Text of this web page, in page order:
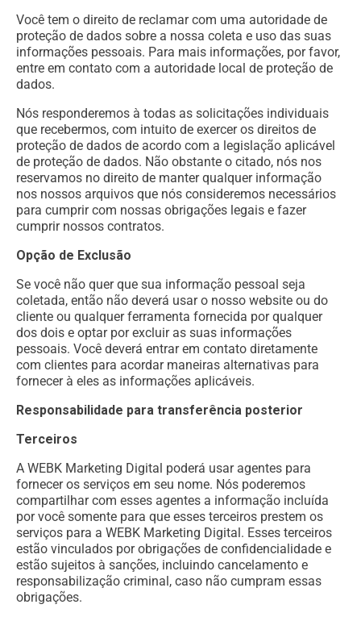
Você tem o direito de reclamar com uma autoridade de
proteção de dados sobre a nossa coleta e uso das suas
informações pessoais. Para mais informações, por favor,
entre em contato com a autoridade local de proteção de
dados.
Nós responderemos à todas as solicitações individuais
que recebermos, com intuito de exercer os direitos de
proteção de dados de acordo com a legislação aplicável
de proteção de dados. Não obstante o citado, nós nos
reservamos no direito de manter qualquer informação
nos nossos arquivos que nós consideremos necessários
para cumprir com nossas obrigações legais e fazer
cumprir nossos contratos.
Opção de Exclusão
Se você não quer que sua informação pessoal seja
coletada, então não deverá usar o nosso website ou do
cliente ou qualquer ferramenta fornecida por qualquer
dos dois e optar por excluir as suas informações
pessoais. Você deverá entrar em contato diretamente
com clientes para acordar maneiras alternativas para
fornecer à eles as informações aplicáveis.
Responsabilidade para transferência posterior
Terceiros
A WEBK Marketing Digital poderá usar agentes para
fornecer os serviços em seu nome. Nós poderemos
compartilhar com esses agentes a informação incluída
por você somente para que esses terceiros prestem os
serviços para a WEBK Marketing Digital. Esses terceiros
estão vinculados por obrigações de confidencialidade e
estão sujeitos à sanções, incluindo cancelamento e
responsabilização criminal, caso não cumpram essas
obrigações.